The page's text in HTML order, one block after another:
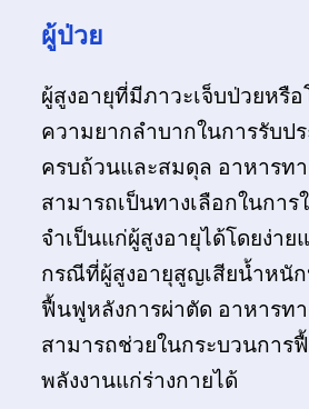
ผู้ป่วย
ผู้สูงอายุที่มีภาวะเจ็บป่วยหรือ
ความยากลำบากในการรับป
ครบถ้วนและสมดุล อาหารท
สามารถเป็นทางเลือกในการ
จำเป็นแก่ผู้สูงอายุได้โดยง่าย
กรณีที่ผู้สูงอายุสูญเสียน้ำหนัก
ฟื้นฟูหลังการผ่าตัด อาหารท
สามารถช่วยในกระบวนการ
พลังงานแก่ร่างกายได้